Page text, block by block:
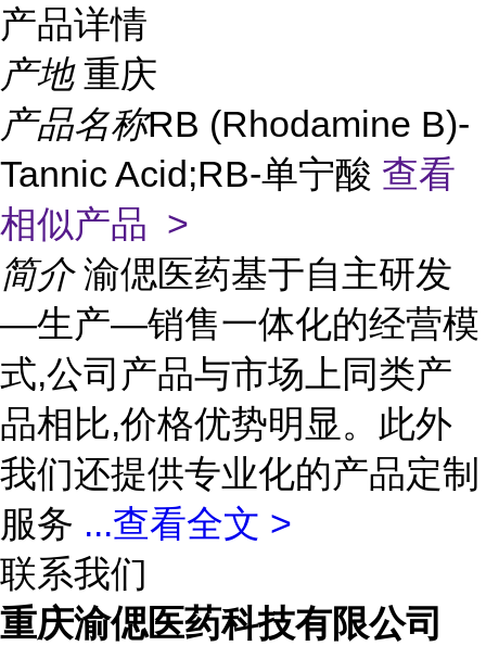
产品详情
产地 重庆
产品名称RB (Rhodamine B)-
Tannic Acid;RB-单宁酸 查看
相似产品 >
简介 渝偲医药基于自主研发
—生产—销售一体化的经营模
式,公司产品与市场上同类产
品相比,价格优势明显。此外
我们还提供专业化的产品定制
服务 ...查看全文 >
联系我们
重庆渝偲医药科技有限公司